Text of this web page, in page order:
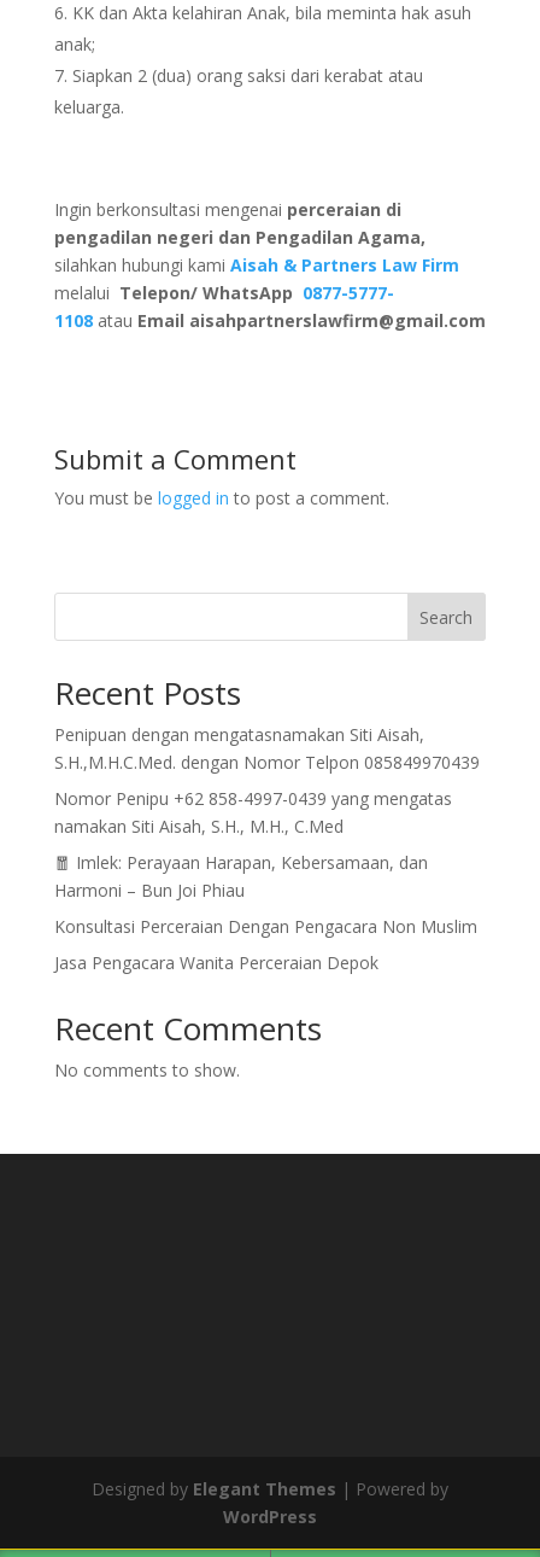
KK dan Akta kelahiran Anak, bila meminta hak asuh
anak;
Siapkan 2 (dua) orang saksi dari kerabat atau
keluarga.
Ingin berkonsultasi mengenai perceraian di
pengadilan negeri dan Pengadilan Agama,
silahkan hubungi kami Aisah & Partners Law Firm
melalui Telepon/ WhatsApp 0877-5777-
1108 atau Email aisahpartnerslawfirm@gmail.com
Submit a Comment
You must be logged in to post a comment.
Search
Recent Posts
Penipuan dengan mengatasnamakan Siti Aisah,
S.H.,M.H.C.Med. dengan Nomor Telpon 085849970439
Nomor Penipu +62 858-4997-0439 yang mengatas
namakan Siti Aisah, S.H., M.H., C.Med
🧧 Imlek: Perayaan Harapan, Kebersamaan, dan
Harmoni – Bun Joi Phiau
Konsultasi Perceraian Dengan Pengacara Non Muslim
Jasa Pengacara Wanita Perceraian Depok
Recent Comments
No comments to show.
Designed by Elegant Themes | Powered by
WordPress